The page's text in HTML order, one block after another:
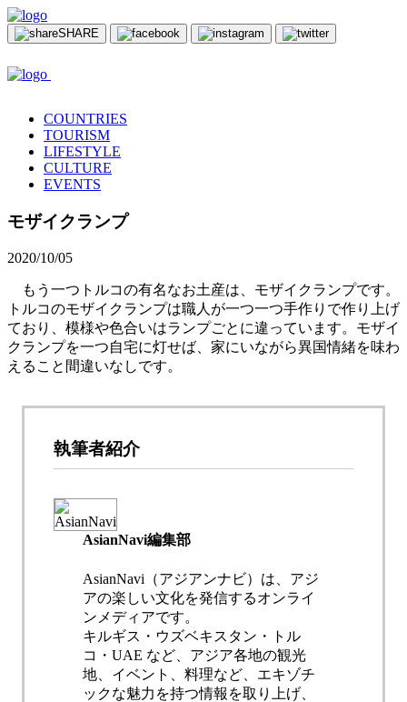
SHARE
COUNTRIES
TOURISM
LIFESTYLE
CULTURE
EVENTS
モザイクランプ
2020/10/05
もう一つトルコの有名なお土産は、モザイクランプです。
トルコのモザイクランプは職人が一つ一つ手作りで作り上げ
ており、模様や色合いはランプごとに違っています。モザイ
クランプを一つ自宅に灯せば、家にいながら異国情緒を味わ
えること間違いなしです。
執筆者紹介
AsianNavi編集部
AsianNavi（アジアンナビ）は、アジ
アの楽しい文化を発信するオンライ
ンメディアです。
キルギス・ウズベキスタン・トル
コ・UAE など、アジア各地の観光
地、イベント、料理など、エキゾチ
ックな魅力を持つ情報を取り上げ、